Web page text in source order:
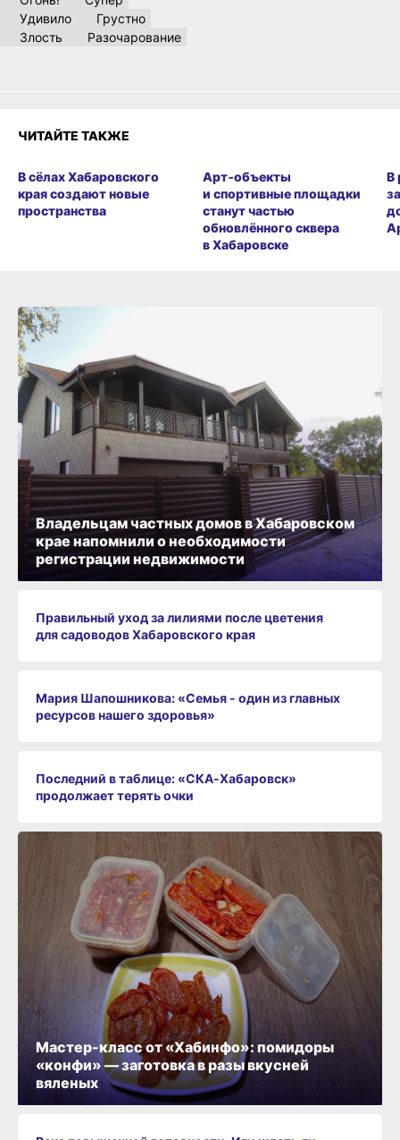
Удивило
Грустно
Злость
Разочарование
ЧИТАЙТЕ ТАКЖЕ
В сёлах Хабаровского
края создают новые
пространства
Арт‑объекты
и спортивные площадки
станут частью
обновлённого сквера
в Хабаровске
В
Владельцам частных домов в Хабаровском
крае напомнили о необходимости
регистрации недвижимости
Правильный уход за лилиями после цветения
для садоводов Хабаровского края
Мария Шапошникова: «Семья - один из главных
ресурсов нашего здоровья»
Последний в таблице: «СКА‑Хабаровск»
продолжает терять очки
Мастер-класс от «Хабинфо»: помидоры
«конфи» — заготовка в разы вкусней
вяленых